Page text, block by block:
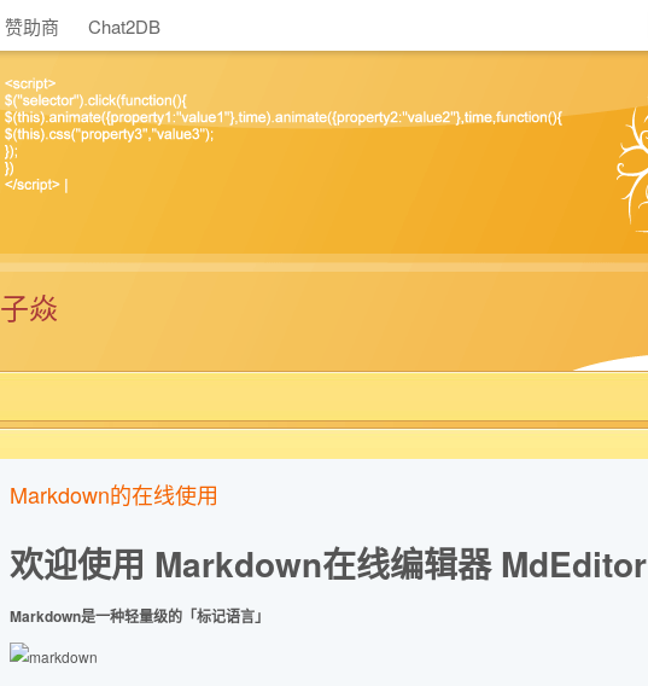
赞助商 Chat2DB
子焱
Markdown的在线使用
欢迎使用 Markdown在线编辑器 MdEditor
Markdown是一种轻量级的「标记语言」